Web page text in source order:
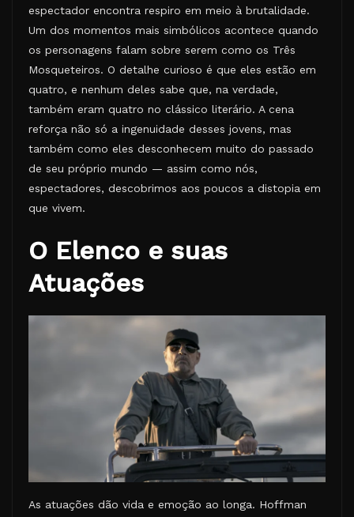
espectador encontra respiro em meio à brutalidade.
Um dos momentos mais simbólicos acontece quando
os personagens falam sobre serem como os Três
Mosqueteiros. O detalhe curioso é que eles estão em
quatro, e nenhum deles sabe que, na verdade,
também eram quatro no clássico literário. A cena
reforça não só a ingenuidade desses jovens, mas
também como eles desconhecem muito do passado
de seu próprio mundo — assim como nós,
espectadores, descobrimos aos poucos a distopia em
que vivem.
O Elenco e suas
Atuações
As atuações dão vida e emoção ao longa. Hoffman